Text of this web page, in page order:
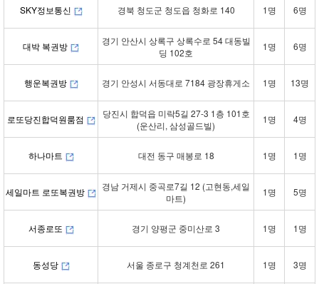
SKY정보통신 경북 청도군 청도읍 청화로 140 1명 6명
대박 복권방
경기 안산시 상록구 상록수로 54 대동빌
딩 102호
1명 6명
행운복권방 경기 안성시 서동대로 7184 광장휴게소 1명 13명
로또당진합덕원룸점
당진시 합덕읍 미락5길 27-3 1층 101호
(운산리, 삼성골드빌)
1명 4명
하나마트 대전 동구 매봉로 18 1명 1명
세일마트 로또복권방
경남 거제시 중곡로7길 12 (고현동,세일
마트)
1명 5명
서종로또 경기 양평군 중미산로 3 1명 1명
동성당 서울 종로구 청계천로 261 1명 3명